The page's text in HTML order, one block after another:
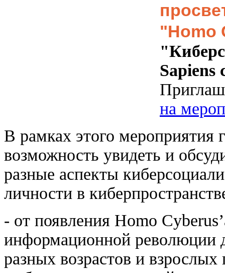
"Homo
Sapiens
на
В рамках этого мероприятия
возможность увидеть и
разные аспекты
личности в
- от появления Homo
информационной революции
разных возрастов и